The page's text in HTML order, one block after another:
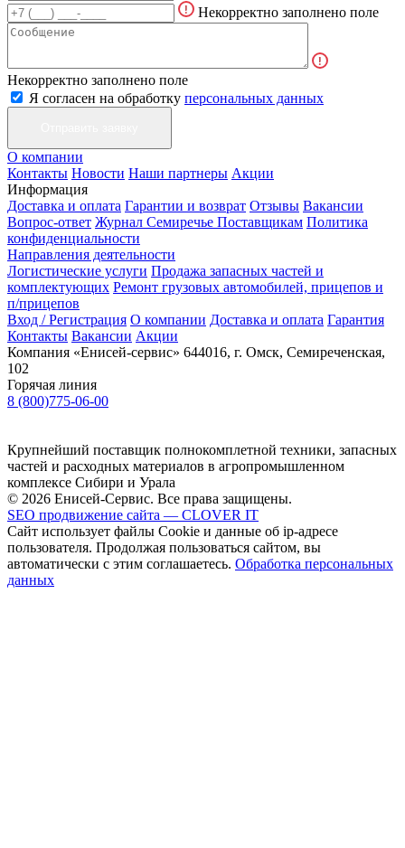
Некорректно заполнено поле
Некорректно заполнено поле
Я согласен на обработку персональных данных
О компании
Контакты Новости Наши партнеры Акции
Информация
Доставка и оплата Гарантии и возврат Отзывы Вакансии
Вопрос-ответ Журнал Семиречье Поставщикам Политика
конфиденциальности
Направления деятельности
Логистические услуги Продажа запасных частей и
комплектующих Ремонт грузовых автомобилей, прицепов и
п/прицепов
Вход / Регистрация О компании Доставка и оплата Гарантия
Контакты Вакансии Акции
Компания «Енисей-сервис» 644016, г. Омск, Семиреченская,
102
Горячая линия
8 (800)775-06-00
Крупнейший поставщик полнокомплетной техники, запасных
частей и расходных материалов в агропромышленном
комплексе Сибири и Урала
© 2026 Енисей-Сервис. Все права защищены.
SEO продвижение сайта — CLOVER IT
Сайт использует файлы Cookie и данные об ip-адресе
пользователя. Продолжая пользоваться сайтом, вы
автоматически с этим соглашаетесь. Обработка персональных
данных